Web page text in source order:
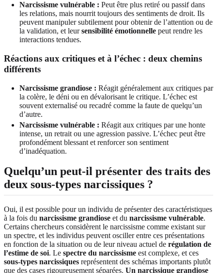
Narcissisme vulnérable : Peut être plus retiré ou passif dans
les relations, mais nourrit toujours des sentiments de droit. Ils
peuvent manipuler subtilement pour obtenir de l’attention ou de
la validation, et leursensibilité émotionnelle peut rendre les
interactions tendues.
Réactions aux critiques et à l’échec : deux chemins
différents
Narcissisme grandiose : Réagit généralement aux critiques par
la colère, le déni ou en dévalorisant le critique. L’échec est
souvent externalisé ou recadré comme la faute de quelqu’un
d’autre.
Narcissisme vulnérable : Réagit aux critiques par une honte
intense, un retrait ou une agression passive. L’échec peut être
profondément blessant et renforcer son sentiment
d’inadéquation.
Quelqu’un peut-il présenter des traits des
deux sous-types narcissiques ?
Oui, il est possible pour un individu de présenter des caractéristiques
à la fois du narcissisme grandiose et du narcissisme vulnérable.
Certains chercheurs considèrent le narcissisme comme existant sur
un spectre, et les individus peuvent osciller entre ces présentations
en fonction de la situation ou de leur niveau actuel de régulation de
l’estime de soi. Le spectre du narcissisme est complexe, et ces
sous-types narcissiques représentent des schémas importants plutôt
que des cases rigoureusement séparées. Un narcissique grandiose